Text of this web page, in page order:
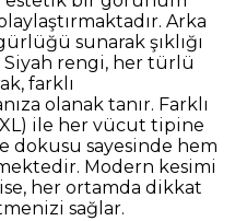
Arka
sunarak şıklığı
rengi, her türlü
farklı
olanak tanır. Farklı
XL) ile her vücut tipine
dokusu sayesinde hem
Modern kesimi
her ortamda dikkat
sağlar.